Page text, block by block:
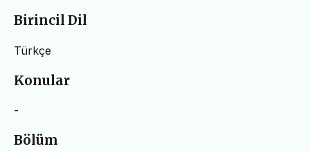
Birincil Dil
Türkçe
Konular
-
Bölüm